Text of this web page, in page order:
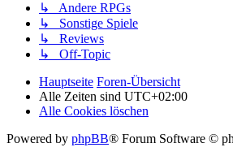
↳ Andere RPGs
↳ Sonstige Spiele
↳ Reviews
↳ Off-Topic
Hauptseite Foren-Übersicht
Alle Zeiten sind UTC+02:00
Alle Cookies löschen
Powered by phpBB® Forum Software ©